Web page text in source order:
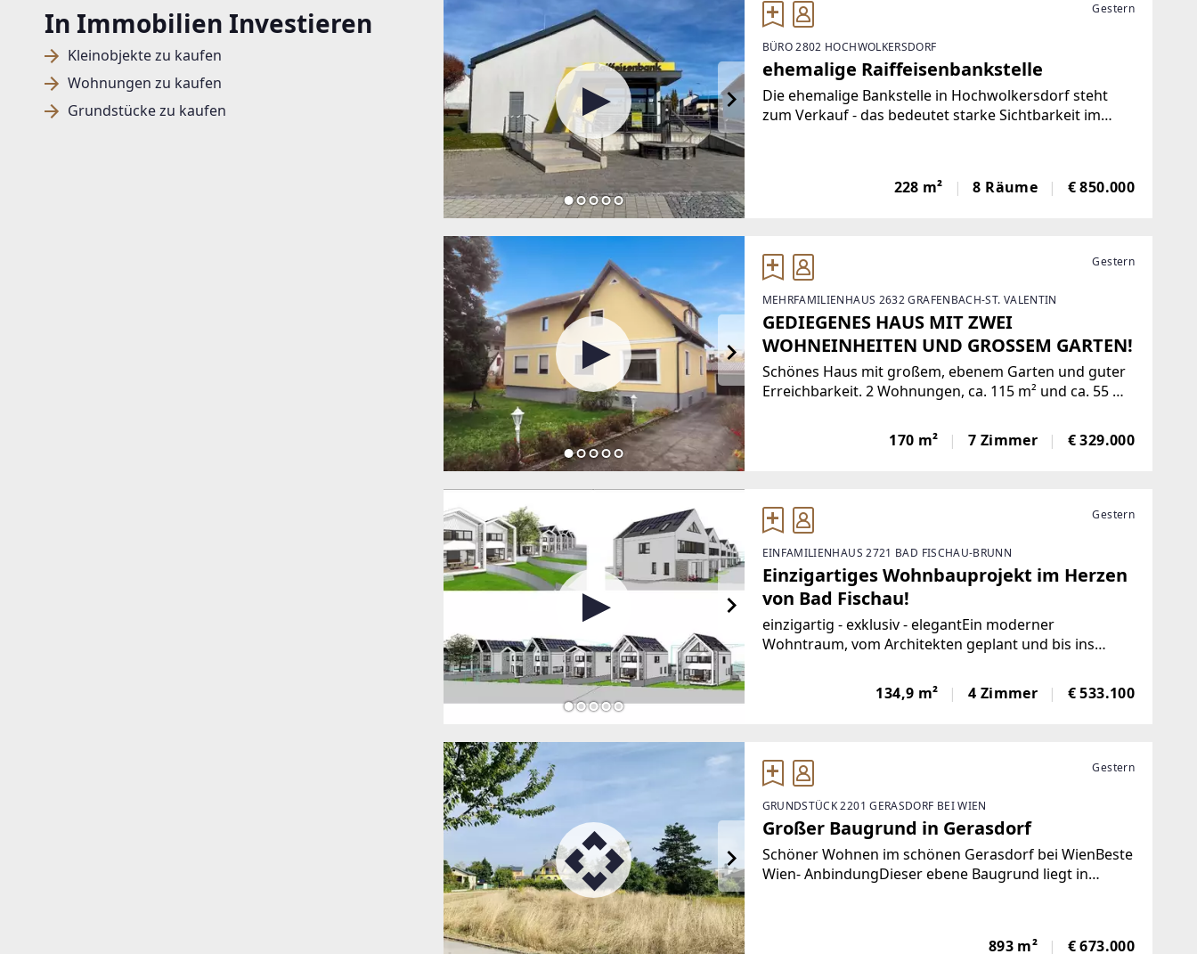
In Immobilien Investieren
Kleinobjekte zu kaufen
Wohnungen zu kaufen
Grundstücke zu kaufen
Gestern
BÜRO 2802 HOCHWOLKERSDORF
ehemalige Raiffeisenbankstelle
Die ehemalige Bankstelle in Hochwolkersdorf steht
zum Verkauf - das bedeutet starke Sichtbarkeit im
228 m² 8 Räume € 850.000
Gestern
MEHRFAMILIENHAUS 2632 GRAFENBACH-ST. VALENTIN
GEDIEGENES HAUS MIT ZWEI
WOHNEINHEITEN UND GROSSEM GARTEN!
Schönes Haus mit großem, ebenem Garten und guter
Erreichbarkeit. 2 Wohnungen, ca. 115 m² und ca. 55 m².
Isolierverglasung und Außenrollos, Fassade inkl.
Vollwärmedämmung, Loggia, Zentralheizung mit Gas170 m² 7 Zimmer € 329.000
Gestern
EINFAMILIENHAUS 2721 BAD FISCHAU-BRUNN
Einzigartiges Wohnbauprojekt im Herzen
von Bad Fischau!
einzigartig - exklusiv - elegantEin moderner
Wohntraum, vom Architekten geplant und bis ins
ebener Garten und eine vorgesetzte Terrasse mit
Überdachung und Umgrenzung wird
134,9 m² 4 Zimmer € 533.100
Gestern
GRUNDSTÜCK 2201 GERASDORF BEI WIEN
Großer Baugrund in Gerasdorf
Schöner Wohnen im schönen Gerasdorf bei WienBeste
Wien- AnbindungDieser ebene Baugrund liegt in
893 m² € 673.000